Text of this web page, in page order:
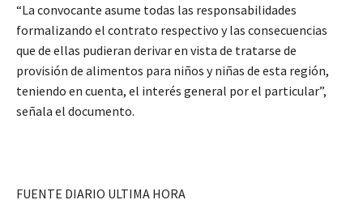
“La convocante asume todas las responsabilidades
formalizando el contrato respectivo y las consecuencias
que de ellas pudieran derivar en vista de tratarse de
provisión de alimentos para niños y niñas de esta región,
teniendo en cuenta, el interés general por el particular”,
señala el documento.
FUENTE DIARIO ULTIMA HORA